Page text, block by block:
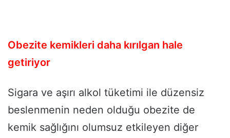
Obezite kemikleri daha kırılgan hale
getiriyor
Sigara ve aşırı alkol tüketimi ile düzensiz
beslenmenin neden olduğu obezite de
kemik sağlığını olumsuz etkileyen diğer